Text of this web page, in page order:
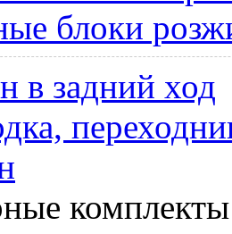
блоки
в задний ход
комплекты